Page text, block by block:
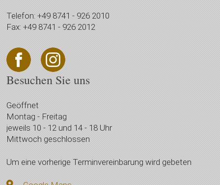
Telefon: +49 8741 - 926 2010
Fax: +49 8741 - 926 2012
Besuchen Sie uns
Geöffnet
Montag - Freitag
jeweils 10 - 12 und 14 - 18 Uhr
Mittwoch geschlossen
Um eine vorherige Terminvereinbarung wird gebeten